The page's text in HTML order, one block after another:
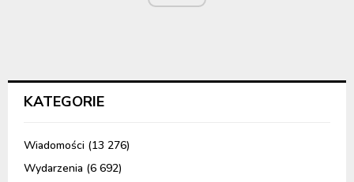
KATEGORIE
Wiadomości (13 276)
Wydarzenia (6 692)